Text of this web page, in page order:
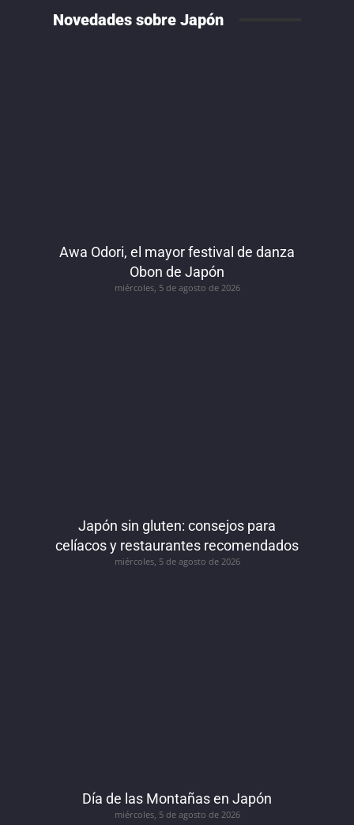
Novedades sobre Japón
Awa Odori, el mayor festival de danza
Obon de Japón
miércoles, 5 de agosto de 2026
Japón sin gluten: consejos para
celíacos y restaurantes recomendados
miércoles, 5 de agosto de 2026
Día de las Montañas en Japón
miércoles, 5 de agosto de 2026